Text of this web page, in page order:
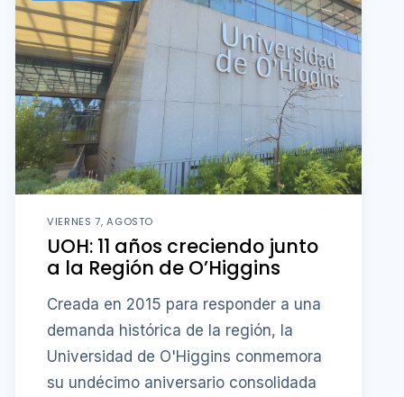
VIERNES 7, AGOSTO
UOH: 11 años creciendo junto
a la Región de O’Higgins
Creada en 2015 para responder a una
demanda histórica de la región, la
Universidad de O'Higgins conmemora
su undécimo aniversario consolidada